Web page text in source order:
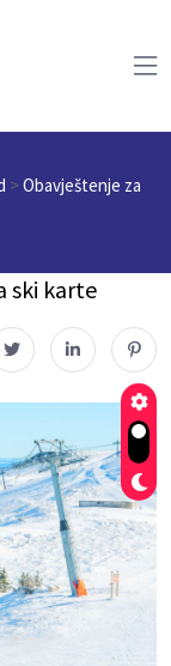
>Obavještenje za
ski karte